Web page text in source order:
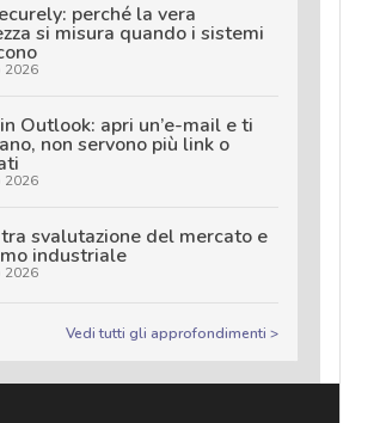
perché la vera
si misura quando i sistemi
2026
Outlook: apri un’e-mail e ti
non servono più link o
2026
svalutazione del mercato e
industriale
2026
Vedi tutti gli approfondimenti >